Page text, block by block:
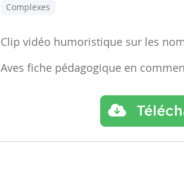
Complexes
Clip vidéo humoristique sur les
Aves fiche pédagogique en